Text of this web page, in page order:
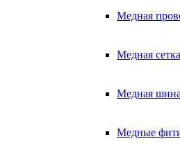
Медная
Медная сетка
Медная шина
Медные